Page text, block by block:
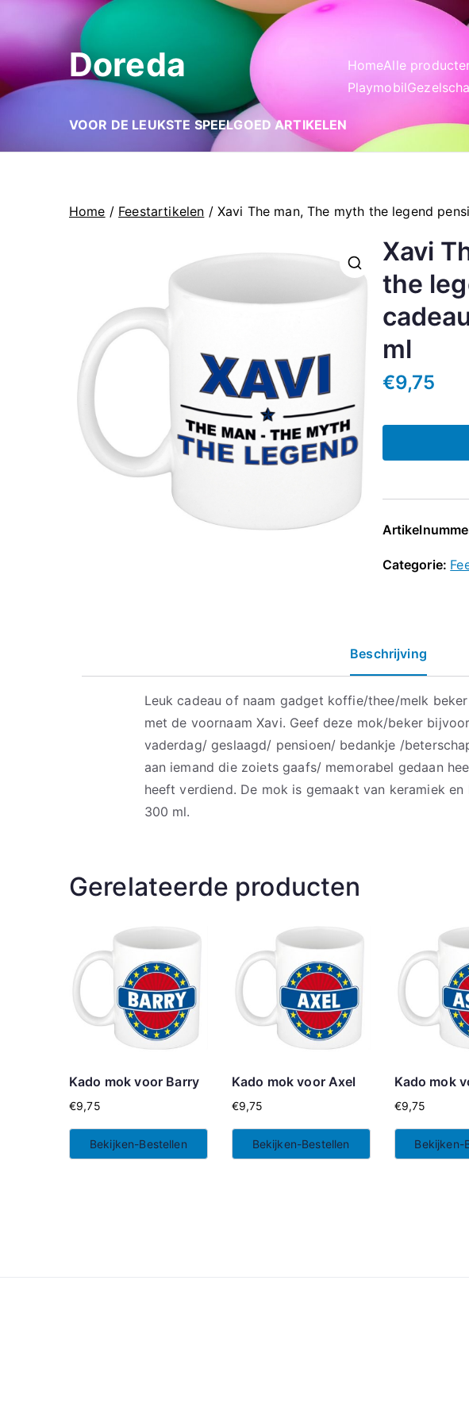
naar
de
inhoud
Doreda
VOOR DE LEUKSTE SPEELGOED ARTIKELEN
HomeAlle
Playmobil
Home / Feestartikelen / Xavi The man, The myth the legend
🔍
Xavi
the
ml
€9,75
Categorie:
Beschrijving
Leuk cadeau of naam gadget koffie/thee/melk
met de voornaam Xavi. Geef deze mok/beker
vaderdag/ geslaagd/ pensioen/ bedankje /
aan iemand die zoiets gaafs/ memorabel gedaan
heeft verdiend. De mok is gemaakt van keramiek
300 ml.
Gerelateerde producten
Kado mok voor Barry
€9,75
Bekijken-Bestellen
Kado mok voor Axel
€9,75
Bekijken-Bestellen
Kado mok
€9,75
Bekijken-